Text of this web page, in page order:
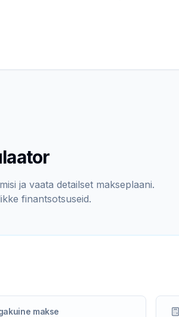
ja vaata detailset makseplaani.
finantsotsuseid.
makse